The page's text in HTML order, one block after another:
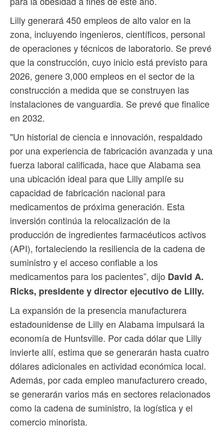
Lilly generará 450 empleos de alto valor en la
zona, incluyendo ingenieros, científicos, personal
de operaciones y técnicos de laboratorio. Se prevé
que la construcción, cuyo inicio está previsto para
2026, genere 3,000 empleos en el sector de la
construcción a medida que se construyen las
instalaciones de vanguardia. Se prevé que finalice
en 2032.
"Un historial de ciencia e innovación, respaldado
por una experiencia de fabricación avanzada y una
fuerza laboral calificada, hace que Alabama sea
una ubicación ideal para que Lilly amplíe su
capacidad de fabricación nacional para
medicamentos de próxima generación. Esta
inversión continúa la relocalización de la
producción de ingredientes farmacéuticos activos
(API), fortaleciendo la resiliencia de la cadena de
suministro y el acceso confiable a los
medicamentos para los pacientes”, dijo David A.
Ricks, presidente y director ejecutivo de Lilly.
La expansión de la presencia manufacturera
estadounidense de Lilly en Alabama impulsará la
economía de Huntsville. Por cada dólar que Lilly
invierte allí, estima que se generarán hasta cuatro
dólares adicionales en actividad económica local.
Además, por cada empleo manufacturero creado,
se generarán varios más en sectores relacionados
como la cadena de suministro, la logística y el
comercio minorista.